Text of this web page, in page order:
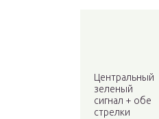
Центральный
зеленый
сигнал + обе
стрелки